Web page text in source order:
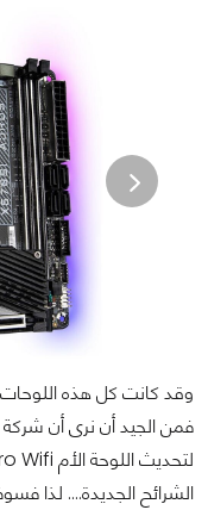
وقدكانت كل هذه اللوحات
فمن الجيد أن نرى أن
الشرائح الجديدة.... لذا